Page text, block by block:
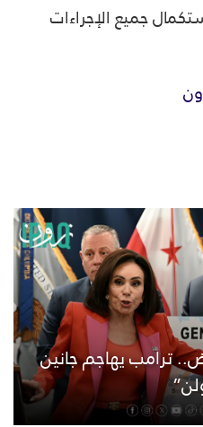
جميع الإجراءات
ترامب يهاجم جانين